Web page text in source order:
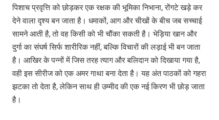
पिशाच प्रवृत्ति को छोड़कर एक रक्षक की भूमिका निभाना, रोंगटे खड़े कर
देने वाला दृश्य बन जाता है। धमाकों, आग और चीखों के बीच जब सच्चाई
सामने आती है, तो वह किसी को भी चौंका सकती है। भेड़िया खान और
दुर्गा का संघर्ष सिर्फ शारीरिक नहीं, बल्कि विचारों की लड़ाई भी बन जाता
है। आखिर के पन्नों में जिस तरह त्याग और बलिदान को दिखाया गया है,
वही इस सीरीज को एक अमर गाथा बना देता है। यह अंत पाठकों को गहरा
झटका तो देता है, लेकिन साथ ही उम्मीद की एक नई किरण भी छोड़ जाता
है।